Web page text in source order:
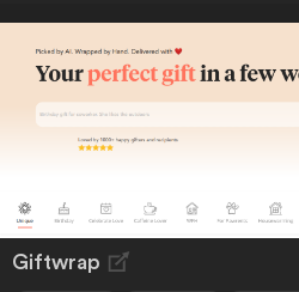
treffen. Mit Funktionen wie
Entdeckung ähnlicher Artikel
automatisierter Vor- und
optimiert Penny AI dein
Einkaufserlebnis und
Giftwrap